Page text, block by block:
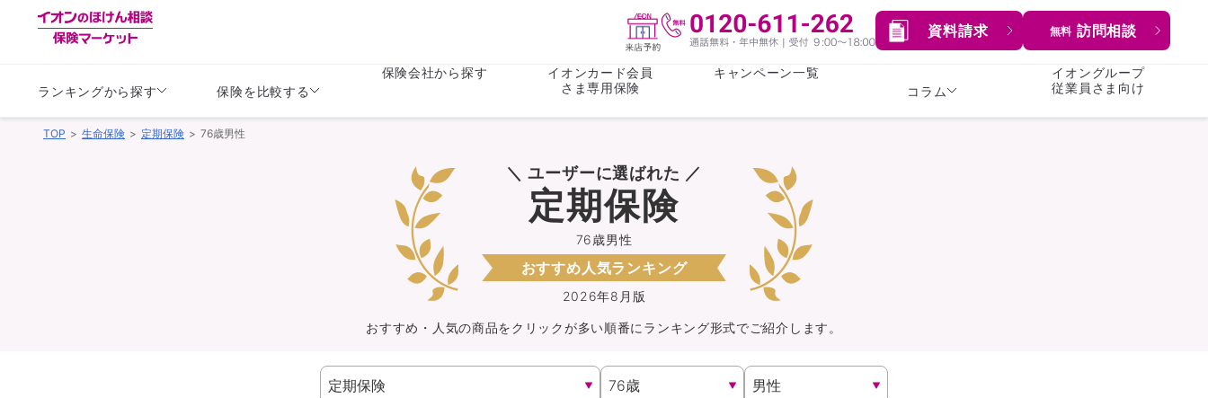
資料請求 無料 訪問相談
ランキングから探す
がん保険 女性医療保険
収入保障保険
持病がある方向け
持病がある方向け
がん保険
バイク保険 火災保険
保険を比較する
がん保険 女性医療保険
収入保障保険 介護・認知症保険
保険会社から探す
イオンカード会員
さま専用保険
キャンペーン一覧
コラム
ライフステージ 心配事
イオングループ
従業員さま向け
TOP 生命保険 定期保険 76歳男性
＼ ユーザーに選ばれた ／
2026年8月版
76歳男性
定期保険
おすすめ人気ランキング
おすすめ・人気の商品をクリックが多い順番にランキング形式でご紹介します。